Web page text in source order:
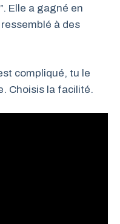
Elle a gagné en
à des
compliqué, tu le
Choisis la facilité.